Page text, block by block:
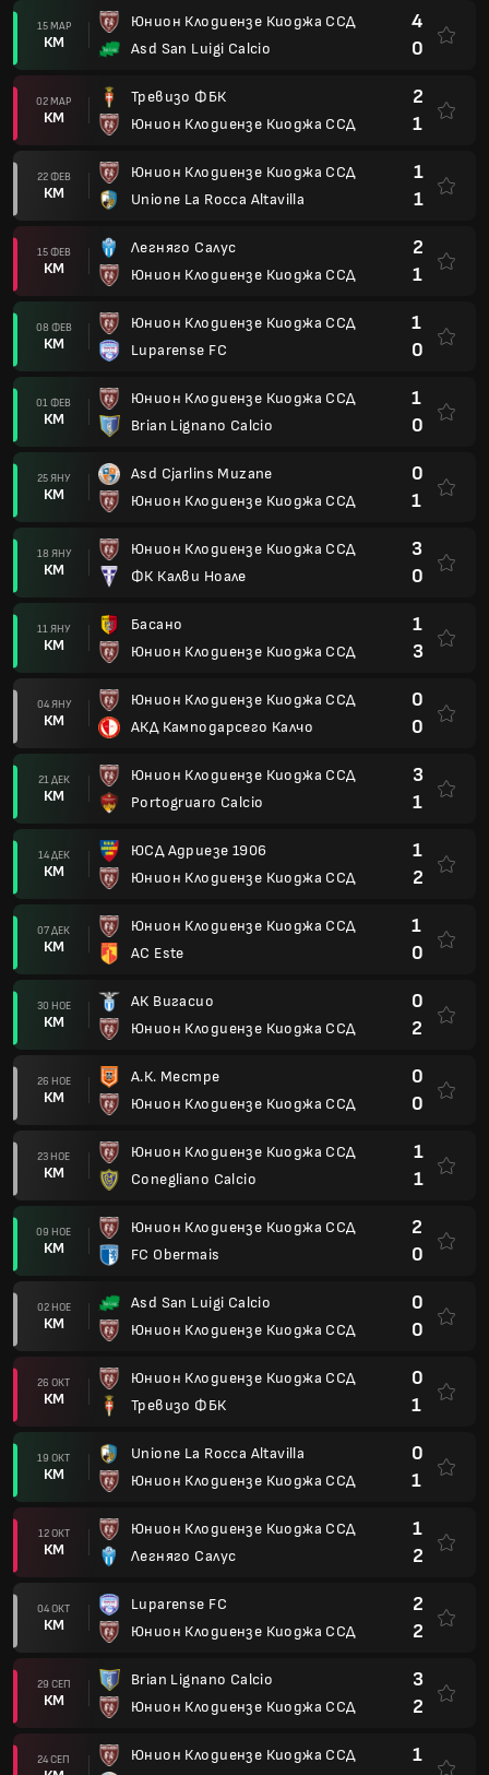
15 МАР
КМ
Юнион Клодиензе Киоджа ССД
Asd San Luigi Calcio
4
0
02 МАР
КМ
Тревизо ФБК
Юнион Клодиензе Киоджа ССД
2
1
22 ФЕВ
КМ
Юнион Клодиензе Киоджа ССД
Unione La Rocca Altavilla
1
1
15 ФЕВ
КМ
Легняго Салус
Юнион Клодиензе Киоджа ССД
2
1
08 ФЕВ
КМ
Юнион Клодиензе Киоджа ССД
Luparense FC
1
0
01 ФЕВ
КМ
Юнион Клодиензе Киоджа ССД
Brian Lignano Calcio
1
0
25 ЯНУ
КМ
Asd Cjarlins Muzane
Юнион Клодиензе Киоджа ССД
0
1
18 ЯНУ
КМ
Юнион Клодиензе Киоджа ССД
ФК Калви Ноале
3
0
11 ЯНУ
КМ
Басано
Юнион Клодиензе Киоджа ССД
1
3
04 ЯНУ
КМ
Юнион Клодиензе Киоджа ССД
АКД Камподарсего Калчо
0
0
21 ДЕК
КМ
Юнион Клодиензе Киоджа ССД
Portogruaro Calcio
3
1
14 ДЕК
КМ
ЮСД Адриезе 1906
Юнион Клодиензе Киоджа ССД
1
2
07 ДЕК
КМ
Юнион Клодиензе Киоджа ССД
AC Este
1
0
30 НОЕ
КМ
АК Вигасио
Юнион Клодиензе Киоджа ССД
0
2
26 НОЕ
КМ
А.К. Местре
Юнион Клодиензе Киоджа ССД
0
0
23 НОЕ
КМ
Юнион Клодиензе Киоджа ССД
Conegliano Calcio
1
1
09 НОЕ
КМ
Юнион Клодиензе Киоджа ССД
FC Obermais
2
0
02 НОЕ
КМ
Asd San Luigi Calcio
Юнион Клодиензе Киоджа ССД
0
0
26 ОКТ
КМ
Юнион Клодиензе Киоджа ССД
Тревизо ФБК
0
1
19 ОКТ
КМ
Unione La Rocca Altavilla
Юнион Клодиензе Киоджа ССД
0
1
12 ОКТ
КМ
Юнион Клодиензе Киоджа ССД
Легняго Салус
1
2
04 ОКТ
КМ
Luparense FC
Юнион Клодиензе Киоджа ССД
2
2
29 СЕП
КМ
Brian Lignano Calcio
Юнион Клодиензе Киоджа ССД
3
2
24 СЕП
Юнион Клодиензе Киоджа ССД
1